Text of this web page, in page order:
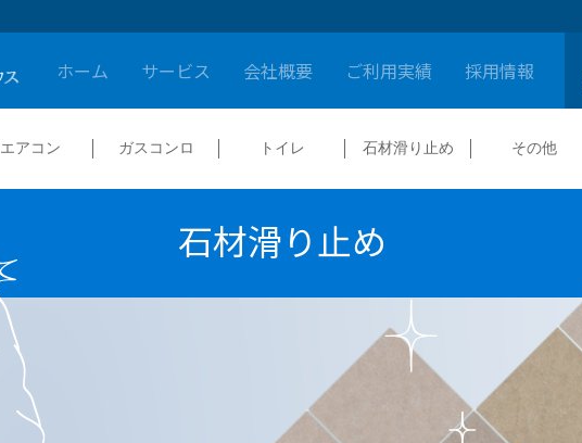
ホーム サービス 会社概要 ご利用実績 採用情報
エアコン ガスコンロ トイレ 石材滑り止め その他
石材滑り止め